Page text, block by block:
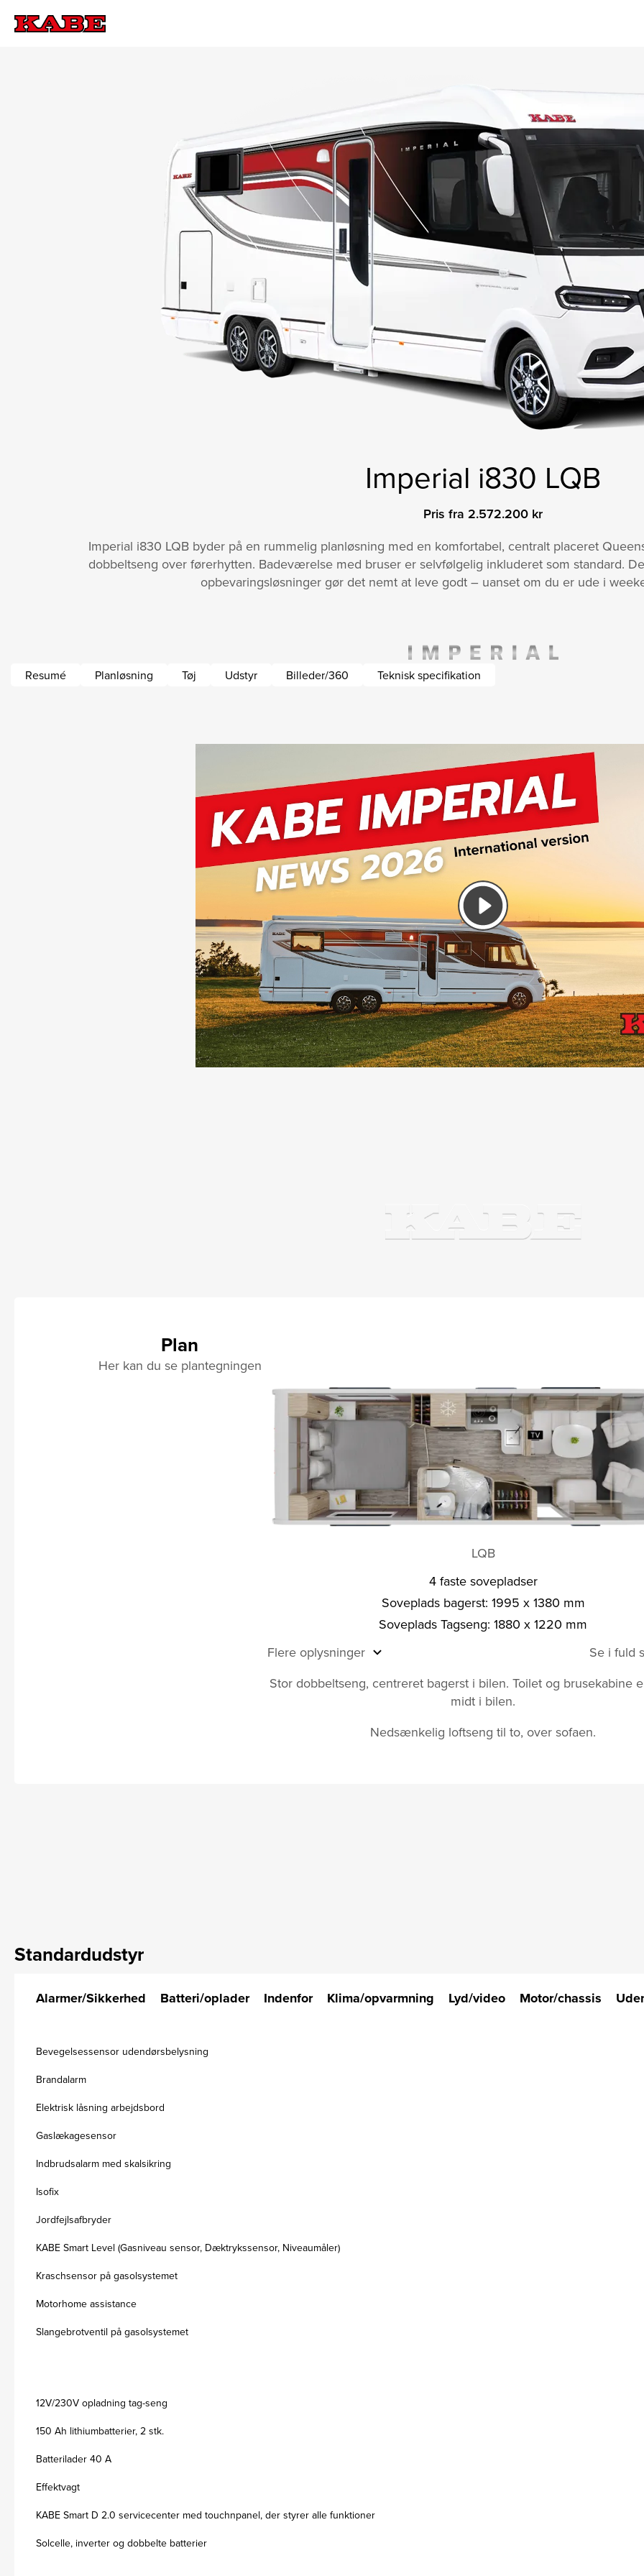
Imperial i830 LQB
Pris fra 2.572.200 kr
Imperial i830 LQB byder på en rummelig planløsning med en komfortabel, centralt placeret
dobbeltseng over førerhytten. Badeværelse med bruser er selvfølgelig inkluderet som standard.
opbevaringsløsninger gør det nemt at leve godt – uanset om du er ude i
Resumé Planløsning Tøj Udstyr Billeder/360 Teknisk specifikation
Plan
Her kan du se plantegningen
LQB
4 faste sovepladser
Soveplads bagerst: 1995 x 1380 mm
Soveplads Tagseng: 1880 x 1220 mm
Flere oplysninger
Se i fuld
Stor dobbeltseng, centreret bagerst i bilen. Toilet og brusekabine
midt i bilen.
Nedsænkelig loftseng til to, over sofaen.
Standardudstyr
Alarmer/Sikkerhed Batteri/oplader Indenfor Klima/opvarmning Lyd/video Motor/chassis
Bevegelsessensor udendørsbelysning
Brandalarm
Elektrisk låsning arbejdsbord
Gaslækagesensor
Indbrudsalarm med skalsikring
Isofix
Jordfejlsafbryder
KABE Smart Level (Gasniveau sensor, Dæktrykssensor, Niveaumåler)
Kraschsensor på gasolsystemet
Motorhome assistance
Slangebrotventil på gasolsystemet
12V/230V opladning tag-seng
150 Ah lithiumbatterier, 2 stk.
Batterilader 40 A
Effektvagt
KABE Smart D 2.0 servicecenter med touchnpanel, der styrer alle funktioner
Solcelle, inverter og dobbelte batterier